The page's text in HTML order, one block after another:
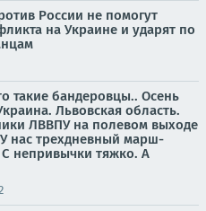
России не помогут
на Украине и ударят по
такие бандеровцы.. Осень
Львовская область.
ЛВВПУ на полевом выходе
нас трехдневный марш-
непривычки тяжко. А